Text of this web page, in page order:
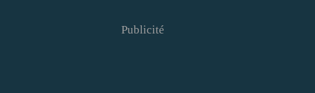
Publicité